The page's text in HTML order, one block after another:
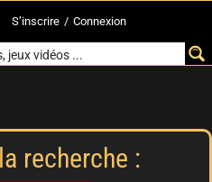
S’inscrire / Connexion
recherche :